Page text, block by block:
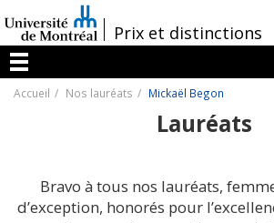
au
contenu
/Prix et distinctions
Menu
Accueil Nos lauréats Mickaël Begon
Lauréats
Bravo à tous nos lauréats,
d’exception, honorés pour